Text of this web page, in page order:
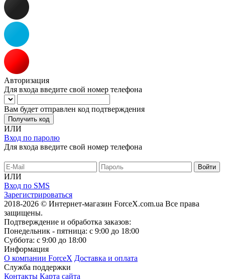
Авторизация
Для входа введите свой номер телефона
Вам будет отправлен код подтверждения
Получить код
ИЛИ
Вход по паролю
Для входа введите свой номер телефона
ИЛИ
Вход по SMS
Зарегистрироваться
2018-2026 © Интернет-магазин ForceX.com.ua Все права
защищены.
Подтверждение и обработка заказов:
Понедельник - пятница: с 9:00 до 18:00
Суббота: с 9:00 до 18:00
Информация
О компании ForceX Доставка и оплата
Служба поддержки
Контакты Карта сайта